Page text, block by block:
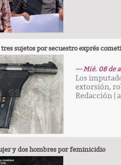
sujetos por secuestro exprés
— Mié. 08 de
Los
extorsión,
Redacción|
y dos hombres por feminicidio
por el Dr. Fernando León
22-Enero-2026